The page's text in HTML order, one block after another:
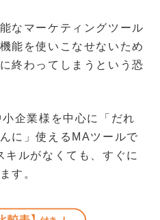
なマーケティングツール
能を使いこなせないため
終わってしまうという恐
企業様を中心に「だれ
に」使えるMAツールで
ルがなくても、すぐに
す。